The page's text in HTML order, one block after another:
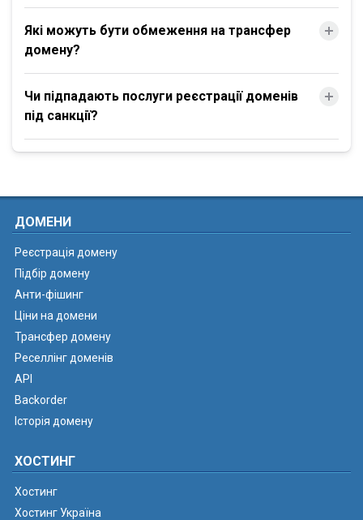
Які можуть бути обмеження на трансфер
домену?
Чи підпадають послуги реєстрації доменів
під санкції?
ДОМЕНИ
Реєстрація домену
Підбір домену
Анти-фішинг
Ціни на домени
Трансфер домену
Реселлінг доменів
API
Backorder
Історія домену
ХОСТИНГ
Хостинг
Хостинг Україна